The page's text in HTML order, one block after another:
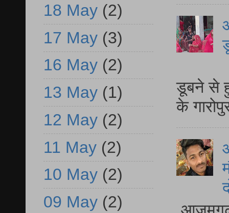
डूबने से
के
18 May (2)
17 May (3)
16 May (2)
13 May (1)
12 May (2)
11 May (2)
10 May (2)
09 May (2)